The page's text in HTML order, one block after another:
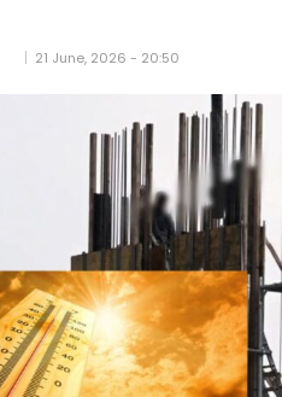
21 June, 2026 - 20:50